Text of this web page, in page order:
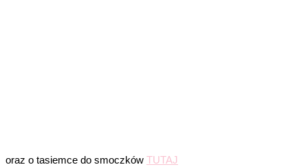
oraz o tasiemce do smoczków TUTAJ